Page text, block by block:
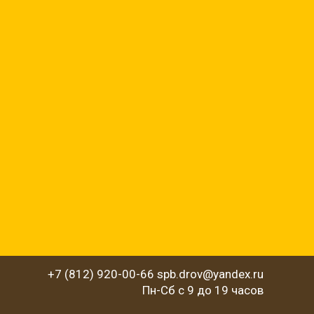
+7 (812) 920-00-66 spb.drov@yandex.ru
Пн-Сб с 9 до 19 часов